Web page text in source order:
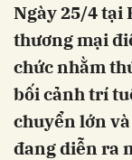
Ngày 25/4 tại
thương mại
chức nhằm
bối cảnh trí
chuyển lớn
đang diễn ra